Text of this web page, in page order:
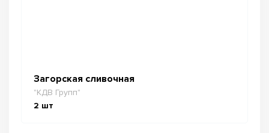
Загорская сливочная
"КДВ Групп"
2 шт